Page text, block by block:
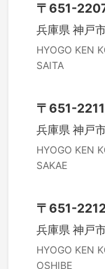
〒651-
兵庫県 神戸
HYOGO KEN
SAITA
〒651-2211
兵庫県 神戸
HYOGO KEN
SAKAE
〒651-
兵庫県 神戸
HYOGO KEN
OSHIBE